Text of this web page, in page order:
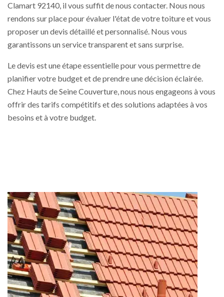
Clamart 92140, il vous suffit de nous contacter. Nous nous
rendons sur place pour évaluer l'état de votre toiture et vous
proposer un devis détaillé et personnalisé. Nous vous
garantissons un service transparent et sans surprise.
Le devis est une étape essentielle pour vous permettre de
planifier votre budget et de prendre une décision éclairée.
Chez Hauts de Seine Couverture, nous nous engageons à vous
offrir des tarifs compétitifs et des solutions adaptées à vos
besoins et à votre budget.